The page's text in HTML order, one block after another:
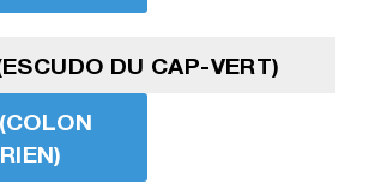
DU CAP-VERT)